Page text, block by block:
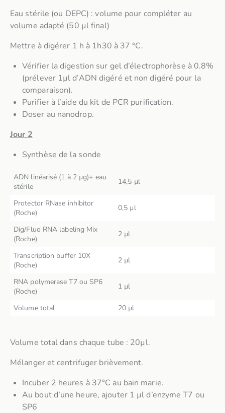
Eau stérile (ou DEPC) : volume pour compléter au
volume adapté (50 µl final)
Mettre à digérer 1 h à 1h30 à 37 °C.
Vérifier la digestion sur gel d’électrophorèse à 0.8%
(prélever 1µl d’ADN digéré et non digéré pour la
comparaison).
Purifier à l’aide du kit de PCR purification.
Doser au nanodrop.
Jour 2
Synthèse de la sonde
ADN linéarisé (1 à 2 µg)+ eau
stérile
14,5 µl
Protector RNase inhibitor
(Roche)
0,5 µl
Dig/Fluo RNA labeling Mix
(Roche)
2 µl
Transcription buffer 10X
(Roche)
2 µl
RNA polymerase T7 ou SP6
(Roche)
1 µl
Volume total 20 µl
Volume total dans chaque tube : 20µl.
Mélanger et centrifuger brièvement.
Incuber 2 heures à 37°C au bain marie.
Au bout d’une heure, ajouter 1 µl d’enzyme T7 ou
SP6